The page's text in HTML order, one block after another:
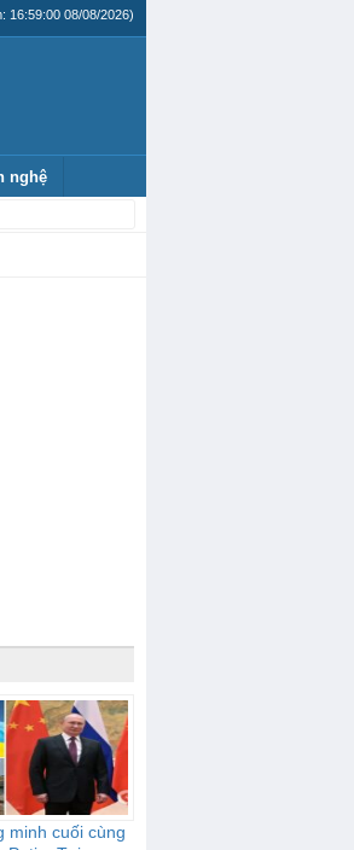
16:59:00 08/08/2026)
nghệ
minh cuối cùng